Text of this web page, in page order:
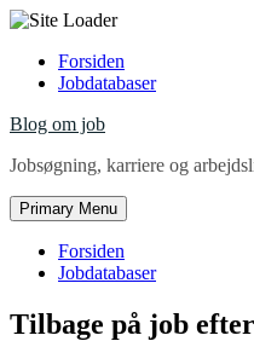
Skip
Forsiden
Jobdatabaser
Blog om job
Jobsøgning, karriere og
Primary Menu
Forsiden
Jobdatabaser
Tilbage på job